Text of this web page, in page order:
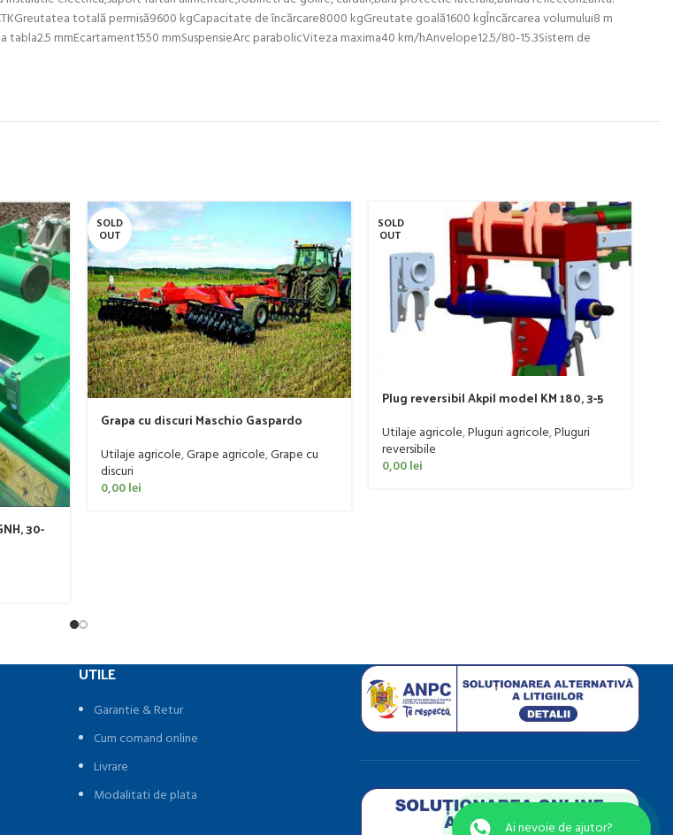
totală permisă9600 kgCapacitate de încărcare8000 kgGreutate goală1600 kgÎncărcarea volumului8 m
mmEcartament1550 mmSuspensieArc parabolicViteza maxima40 km/hAnvelope12.5/80-15.3Sistem de
30-
SOLD
OUT
Grapa cu discuri Maschio Gaspardo
Utilaje agricole,Grape agricole,Grape cu
discuri
0,00lei
SOLD
OUT
Plug reversibil Akpil model KM 180, 3-5
Utilaje agricole,Pluguri agricole,Pluguri
reversibile
0,00lei
UTILE
Garantie & Retur
Cum comand online
Livrare
Modalitati de plata
Ai nevoie de ajutor?